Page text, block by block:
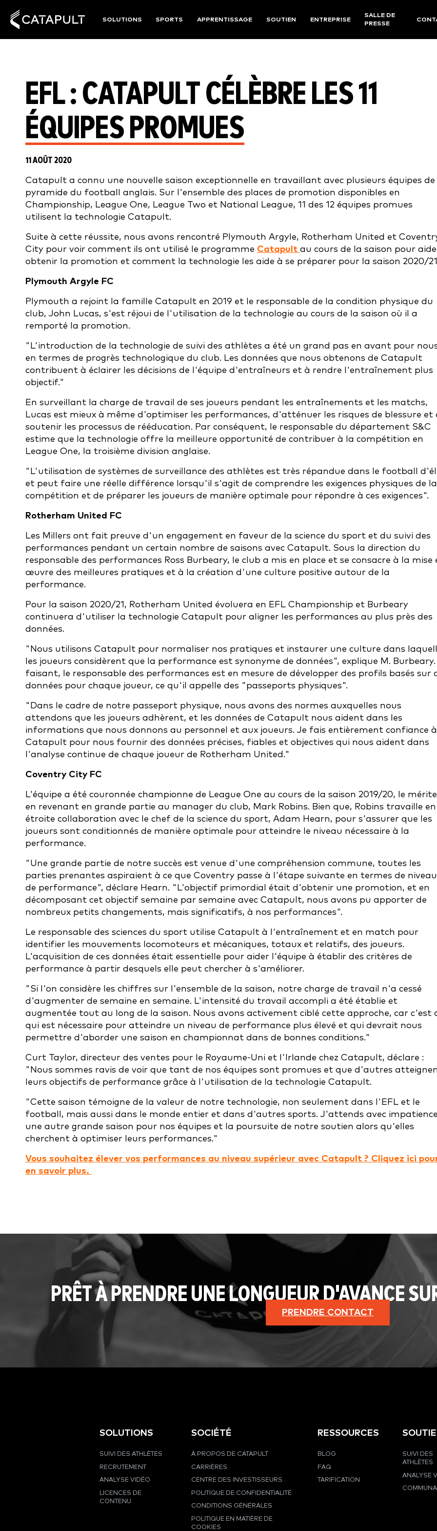
SOLUTIONS SPORTS APPRENTISSAGE SOUTIEN ENTREPRISE
SALLE DE
PRESSE
EFL : CATAPULT CÉLÈBRE LES 11
ÉQUIPES PROMUES
11 AOÛT 2020
Catapult a connu une nouvelle saison exceptionnelle en travaillant avec plusieurs équipes de
pyramide du football anglais. Sur l'ensemble des places de promotion disponibles en
Championship, League One, League Two et National League, 11 des 12 équipes promues
utilisent la technologie Catapult.
Suite à cette réussite, nous avons rencontré Plymouth Argyle, Rotherham United et
City pour voir comment ils ont utilisé le programme Catapult au cours de la saison pour
obtenir la promotion et comment la technologie les aide à se préparer pour la saison 2020/
Plymouth Argyle FC
Plymouth a rejoint la famille Catapult en 2019 et le responsable de la condition physique du
club, John Lucas, s'est réjoui de l'utilisation de la technologie au cours de la saison où il a
remporté la promotion.
"L'introduction de la technologie de suivi des athlètes a été un grand pas en avant pour
en termes de progrès technologique du club. Les données que nous obtenons de Catapult
contribuent à éclairer les décisions de l'équipe d'entraîneurs et à rendre l'entraînement plus
objectif."
En surveillant la charge de travail de ses joueurs pendant les entraînements et les matchs,
Lucas est mieux à même d'optimiser les performances, d'atténuer les risques de blessure et
soutenir les processus de rééducation. Par conséquent, le responsable du département S&C
estime que la technologie offre la meilleure opportunité de contribuer à la compétition en
League One, la troisième division anglaise.
"L'utilisation de systèmes de surveillance des athlètes est très répandue dans le football
et peut faire une réelle différence lorsqu'il s'agit de comprendre les exigences physiques de la
compétition et de préparer les joueurs de manière optimale pour répondre à ces exigences".
Rotherham United FC
Les Millers ont fait preuve d'un engagement en faveur de la science du sport et du suivi des
performances pendant un certain nombre de saisons avec Catapult. Sous la direction du
responsable des performances Ross Burbeary, le club a mis en place et se consacre à la mise
œuvre des meilleures pratiques et à la création d'une culture positive autour de la
performance.
Pour la saison 2020/21, Rotherham United évoluera en EFL Championship et Burbeary
continuera d'utiliser la technologie Catapult pour aligner les performances au plus près des
données.
"Nous utilisons Catapult pour normaliser nos pratiques et instaurer une culture dans
les joueurs considèrent que la performance est synonyme de données", explique M. Burbeary.
faisant, le responsable des performances est en mesure de développer des profils basés sur
données pour chaque joueur, ce qu'il appelle des "passeports physiques".
"Dans le cadre de notre passeport physique, nous avons des normes auxquelles nous
attendons que les joueurs adhèrent, et les données de Catapult nous aident dans les
informations que nous donnons au personnel et aux joueurs. Je fais entièrement confiance à
Catapult pour nous fournir des données précises, fiables et objectives qui nous aident dans
l'analyse continue de chaque joueur de Rotherham United."
Coventry City FC
L'équipe a été couronnée championne de League One au cours de la saison 2019/20, le mérite
en revenant en grande partie au manager du club, Mark Robins. Bien que, Robins travaille en
étroite collaboration avec le chef de la science du sport, Adam Hearn, pour s'assurer que les
joueurs sont conditionnés de manière optimale pour atteindre le niveau nécessaire à la
performance.
"Une grande partie de notre succès est venue d'une compréhension commune, toutes les
parties prenantes aspiraient à ce que Coventry passe à l'étape suivante en termes de
de performance", déclare Hearn. "L'objectif primordial était d'obtenir une promotion, et en
décomposant cet objectif semaine par semaine avec Catapult, nous avons pu apporter de
nombreux petits changements, mais significatifs, à nos performances".
Le responsable des sciences du sport utilise Catapult à l'entraînement et en match pour
identifier les mouvements locomoteurs et mécaniques, totaux et relatifs, des joueurs.
L'acquisition de ces données était essentielle pour aider l'équipe à établir des critères de
performance à partir desquels elle peut chercher à s'améliorer.
"Si l'on considère les chiffres sur l'ensemble de la saison, notre charge de travail n'a cessé
d'augmenter de semaine en semaine. L'intensité du travail accompli a été établie et
augmentée tout au long de la saison. Nous avons activement ciblé cette approche, car c'est
qui est nécessaire pour atteindre un niveau de performance plus élevé et qui devrait nous
permettre d'aborder une saison en championnat dans de bonnes conditions."
Curt Taylor, directeur des ventes pour le Royaume-Uni et l'Irlande chez Catapult, déclare :
"Nous sommes ravis de voir que tant de nos équipes sont promues et que d'autres
leurs objectifs de performance grâce à l'utilisation de la technologie Catapult.
"Cette saison témoigne de la valeur de notre technologie, non seulement dans l'EFL et le
football, mais aussi dans le monde entier et dans d'autres sports. J'attends avec impatience
une autre grande saison pour nos équipes et la poursuite de notre soutien alors qu'elles
cherchent à optimiser leurs performances."
Vous souhaitez élever vos performances au niveau supérieur avec Catapult ? Cliquez ici
en savoir plus.
PRÊT À PRENDRE UNE LONGUEUR D'AVANCE
PRENDRE CONTACT
SOLUTIONS
SUIVI DES ATHLÈTES
RECRUTEMENT
ANALYSE VIDÉO
LICENCES DE
CONTENU
SOCIÉTÉ
À PROPOS DE CATAPULT
CARRIÈRES
CENTRE DES INVESTISSEURS
POLITIQUE DE CONFIDENTIALITÉ
CONDITIONS GÉNÉRALES
POLITIQUE EN MATIÈRE DE
COOKIES
RESSOURCES
BLOG
FAQ
TARIFICATION
SUIVI DES
ATHLÈTES
ANALYSE